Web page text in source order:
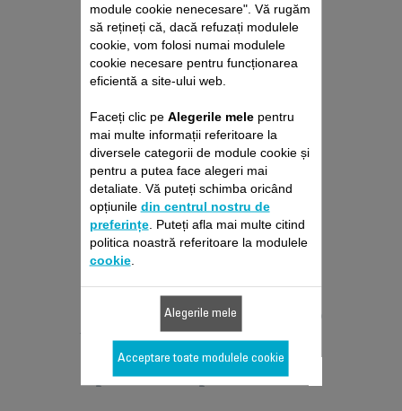
PACHET DE REPARAȚII
FIARE DE CĂLCAT
ROWENTA
Fără deviz, fără surprize
199,00 RON
Adaugă în coş
Proiectat pentru 8
produs/produse
module cookie nenecesare". Vă rugăm
să rețineți că, dacă refuzați modulele
cookie, vom folosi numai modulele
cookie necesare pentru funcționarea
eficientă a site-ului web.
Faceți clic pe Alegerile melepentru
mai multe informații referitoare la
diversele categorii de module cookie și
pentru a putea face alegeri mai
detaliate. Vă puteți schimba oricând
opțiunile din centrul nostru de
preferințe. Puteți afla mai multe citind
politica noastră referitoare la modulele
cookie.
Alegerile mele
Acceptare toate modulele cookie